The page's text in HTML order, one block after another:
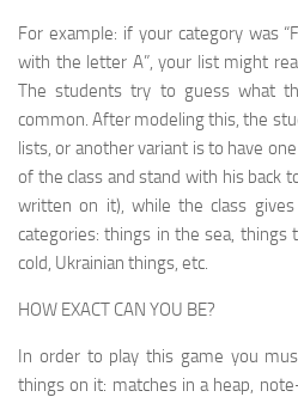
For example: if your category was
with the letter A”, your list might
The students try to guess what
common. After modeling this, the
lists, or another variant is to have
of the class and stand with his back
written on it), while the class
categories: things in the sea, things
cold, Ukrainian things, etc.
HOW EXACT CAN YOU BE?
In order to play this game you
things on it: matches in a heap,